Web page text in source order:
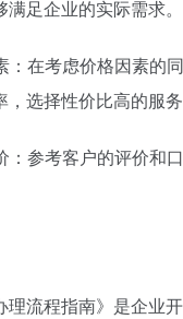
足企业的实际需求。
：在考虑价格因素的
选择性价比高的服务
：参考客户的评价和
理流程指南》是企业